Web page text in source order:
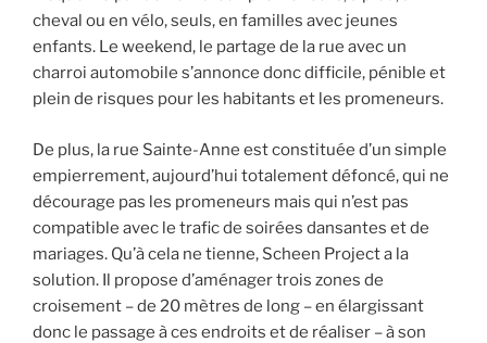
cheval ou en vélo, seuls, en familles avec jeunes
enfants. Le weekend, le partage de la rue avec un
charroi automobile s’annonce donc difficile, pénible et
plein de risques pour les habitants et les promeneurs.
De plus, la rue Sainte-Anne est constituée d’un simple
empierrement, aujourd’hui totalement défoncé, qui ne
décourage pas les promeneurs mais qui n’est pas
compatible avec le trafic de soirées dansantes et de
mariages. Qu’à cela ne tienne, Scheen Project a la
solution. Il propose d’aménager trois zones de
croisement – de 20 mètres de long – en élargissant
donc le passage à ces endroits et de réaliser – à son